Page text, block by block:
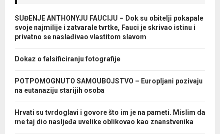
SUĐENJE ANTHONYJU FAUCIJU – Dok su obitelji pokapale
svoje najmilije i zatvarale tvrtke, Fauci je skrivao istinu i
privatno se naslađivao vlastitom slavom
Dokaz o falsificiranju fotografije
POTPOMOGNUTO SAMOUBOJSTVO – Europljani pozivaju
na eutanaziju starijih osoba
Hrvati su tvrdoglavi i govore što im je na pameti. Mislim da
me taj dio nasljeđa uvelike oblikovao kao znanstvenika